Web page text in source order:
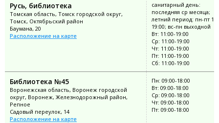
Русь, библиотека
Томская область, Томск городской округ,
Томск, Октябрьский район
Баумана, 20
Расположение на карте
санитарный день:
последняя ср месяца;
летний период: пн-пт
19:00; вс-пн выходной
Вт: 11:00-19:00
Ср: 11:00-19:00
Чт: 11:00-19:00
Пт: 11:00-19:00
Сб: 11:00-19:00
Библиотека №45
Воронежская область, Воронеж городской
округ, Воронеж, Железнодорожный район,
Репное
Садовый переулок, 14
Расположение на карте
Пн: 09:00-18:00
Вт: 09:00-18:00
Ср: 09:00-18:00
Чт: 09:00-18:00
Пт: 09:00-18:00